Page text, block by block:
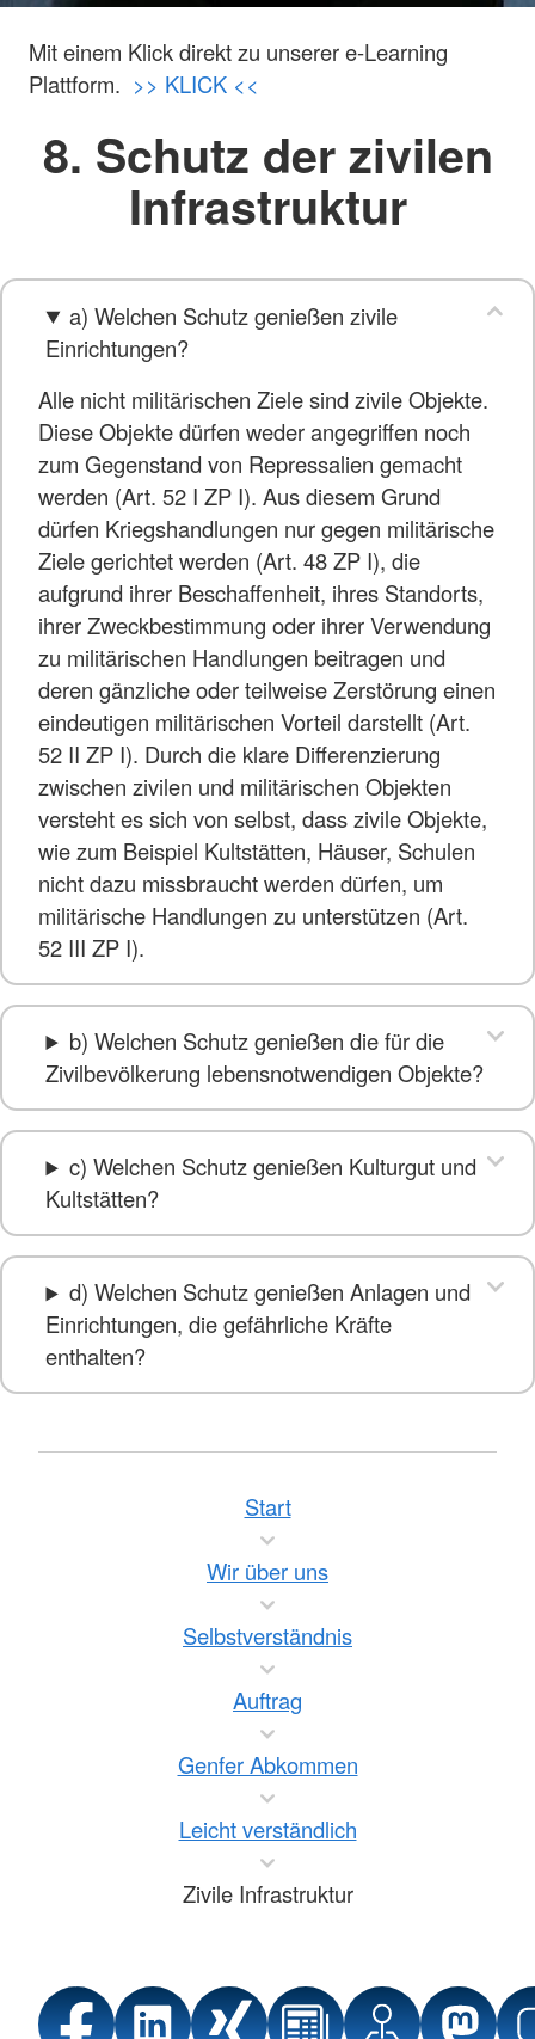
Mit einem Klick direkt zu unserer e-Learning
Plattform. >> KLICK <<
8. Schutz der zivilen
Infrastruktur
a) Welchen Schutz genießen zivile
Einrichtungen?
Alle nicht militärischen Ziele sind zivile Objekte.
Diese Objekte dürfen weder angegriffen noch
zum Gegenstand von Repressalien gemacht
werden (Art. 52 I ZP I). Aus diesem Grund
dürfen Kriegshandlungen nur gegen militärische
Ziele gerichtet werden (Art. 48 ZP I), die
aufgrund ihrer Beschaffenheit, ihres Standorts,
ihrer Zweckbestimmung oder ihrer Verwendung
zu militärischen Handlungen beitragen und
deren gänzliche oder teilweise Zerstörung einen
eindeutigen militärischen Vorteil darstellt (Art.
52 II ZP I). Durch die klare Differenzierung
zwischen zivilen und militärischen Objekten
versteht es sich von selbst, dass zivile Objekte,
wie zum Beispiel Kultstätten, Häuser, Schulen
nicht dazu missbraucht werden dürfen, um
militärische Handlungen zu unterstützen (Art.
52 III ZP I).
b) Welchen Schutz genießen die für die
Zivilbevölkerung lebensnotwendigen Objekte?
c) Welchen Schutz genießen Kulturgut und
Kultstätten?
d) Welchen Schutz genießen Anlagen und
Einrichtungen, die gefährliche Kräfte
enthalten?
Start
Wir über uns
Selbstverständnis
Auftrag
Genfer Abkommen
Leicht verständlich
Zivile Infrastruktur